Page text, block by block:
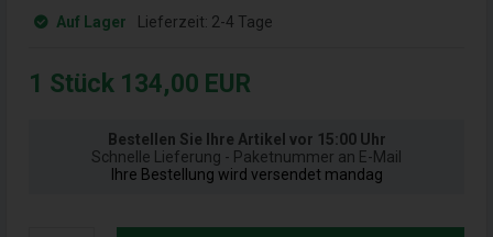
Lieferzeit: 2-4 Tage
Auf Lager
1 Stück 134,00 EUR
Bestellen Sie Ihre Artikel vor 15:00 Uhr
Schnelle Lieferung - Paketnummer an E-Mail
Ihre Bestellung wird versendet mandag